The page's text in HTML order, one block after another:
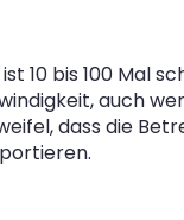
bis 100 Mal
auch
dass die